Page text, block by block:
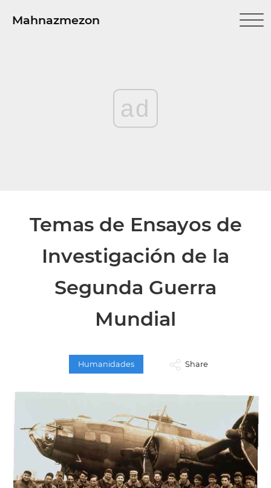
Mahnazmezon
ad
Temas de Ensayos de
Investigación de la
Segunda Guerra
Mundial
Humanidades Share